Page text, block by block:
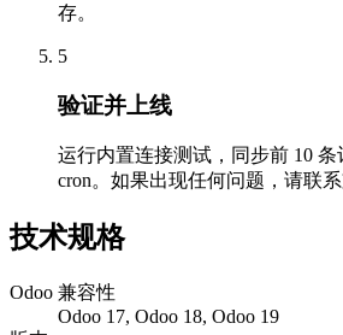
存。
5
验证并上线
运行内置连接测试，同步前 10
cron。如果出现任何问题，请联系
技术规格
Odoo 兼容性
Odoo 17, Odoo 18, Odoo 19